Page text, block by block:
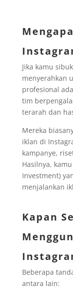
Jika kamu
menyerahkan
profesional
tim
terarah dan
Mereka
iklan di
kampanye,
Hasilnya,
Investment)
menjalankan
Kapan
Beberapa
antara lain: